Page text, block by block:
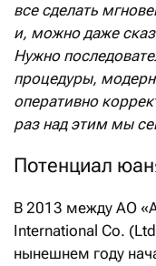
все сделать
и, можно даже
Нужно
процедуры,
оперативно
раз над этим мы
Потенциал
В 2013 между АО
International Co.
нынешнем году